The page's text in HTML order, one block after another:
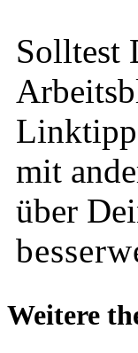
Solltest
mit
über
Weitere